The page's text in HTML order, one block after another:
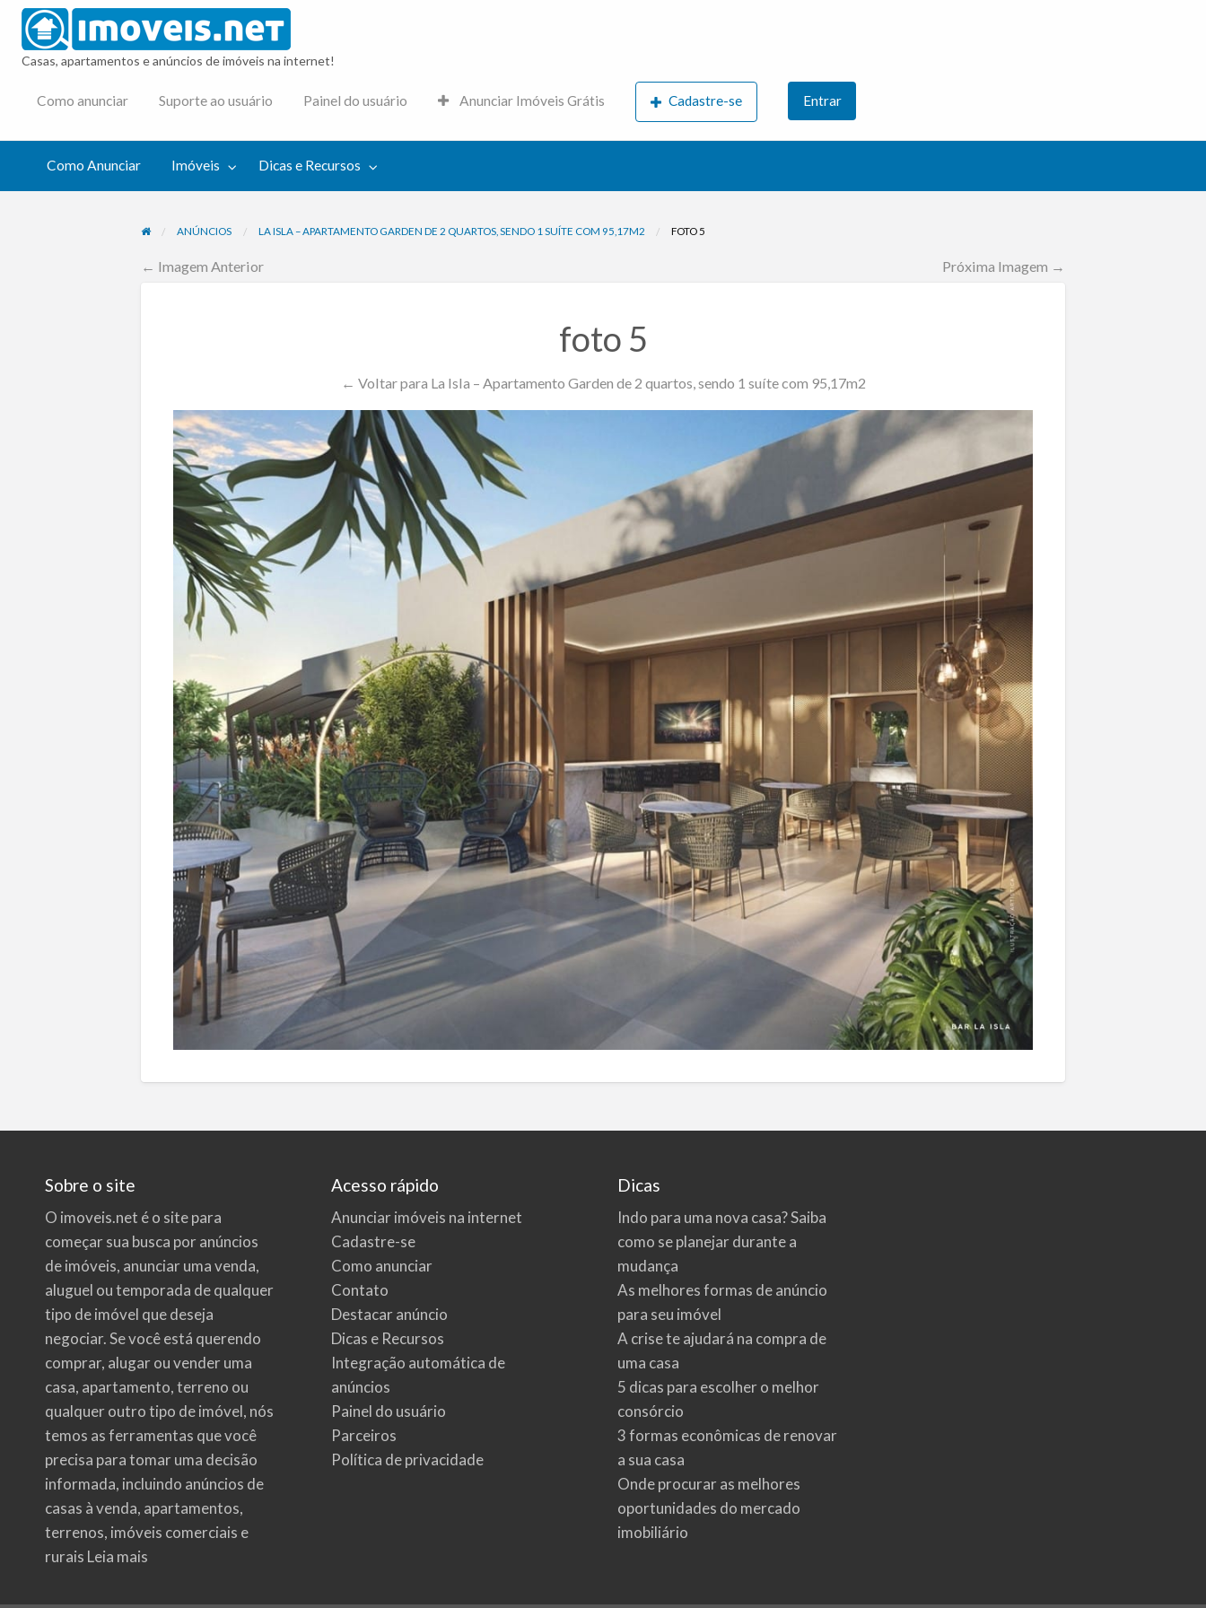
Casas, apartamentos e anúncios de imóveis na internet!
Como anunciar Suporte ao usuário Painel do usuário Anunciar Imóveis Grátis Cadastre-se Entrar
Como Anunciar Imóveis Dicas e Recursos
ANÚNCIOS LA ISLA – APARTAMENTO GARDEN DE 2 QUARTOS, SENDO 1 SUÍTE COM 95,17M2 FOTO 5
← Imagem Anterior Próxima Imagem →
foto 5
← Voltar para La Isla – Apartamento Garden de 2 quartos, sendo 1 suíte com 95,17m2
Sobre o site
O imoveis.net é o site para
começar sua busca poranúncios
de imóveis, anunciar uma venda,
aluguel ou temporada de qualquer
tipo de imóvel que deseja
negociar. Se você está querendo
comprar, alugar ou vender uma
casa, apartamento, terreno ou
qualquer outro tipo de imóvel, nós
temos as ferramentas que você
precisa para tomar uma decisão
informada, incluindo anúncios de
casas à venda, apartamentos,
terrenos, imóveis comerciais e
rurais Leia mais
Acesso rápido
Anunciar imóveis na internet
Cadastre-se
Como anunciar
Contato
Destacar anúncio
Dicas e Recursos
Integração automática de
anúncios
Painel do usuário
Parceiros
Política de privacidade
Dicas
Indo para uma nova casa? Saiba
como se planejar durante a
mudança
As melhores formas de anúncio
para seu imóvel
A crise te ajudará na compra de
uma casa
5 dicas para escolher o melhor
consórcio
3 formas econômicas de renovar
a sua casa
Onde procurar as melhores
oportunidades do mercado
imobiliário